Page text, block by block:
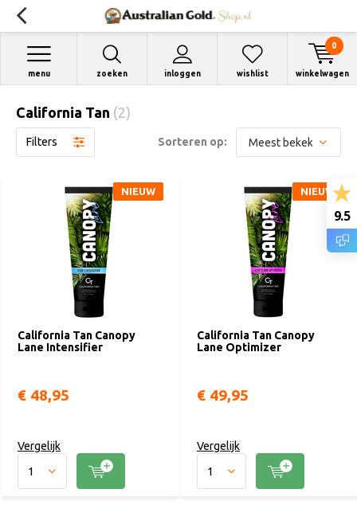
zoeken inloggen
menu wishlist winkelwagen
0
California Tan (2)
Filters Sorteren op:
California Tan Canopy
Lane Intensifier
NIEUW
€ 48,95
Vergelijk
California Tan Canopy
Lane Optimizer
NIEUW
€ 49,95
Vergelijk
9.5